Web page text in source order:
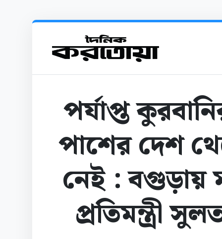
পর্যাপ্ত
পাশের দেশ
নেই : বগুড়ায়
প্রতিমন্ত্রী